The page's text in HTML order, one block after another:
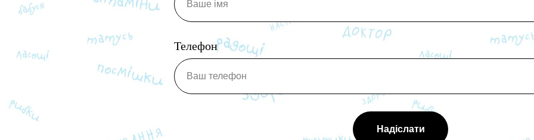
Телефон
Надіслати